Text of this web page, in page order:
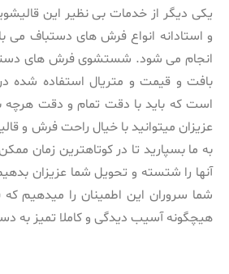
یکی دیگر از خدمات بی نظیر این
و استادانه انواع فرش های دستباف می
انجام می شود. شستشوی فرش های
بافت و قیمت و متریال استفاده شده
است که باید با دقت تمام و دقت هرچه
عزیزان میتوانید با خیال راحت فرش و
به ما بسپارید تا در کوتاهترین زمان
آنها را شتسته و تحویل شما عزیزان
شما سروران این اطمینان را میدهیم
هیچگونه آسیب دیدگی و کاملا تمیز به